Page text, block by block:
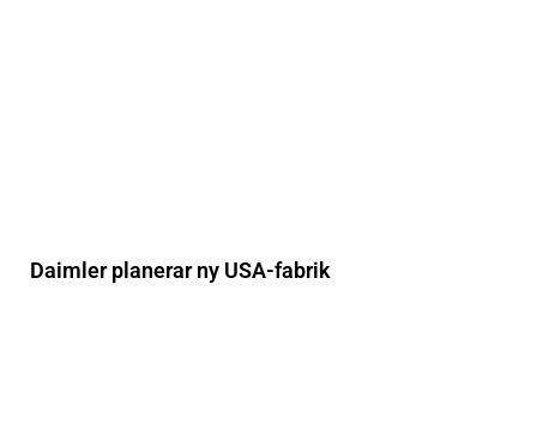
Daimler planerar ny USA-fabrik